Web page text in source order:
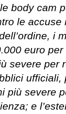
body cam
le accuse
i
euro
severe per
ufficiali,
più severe
e